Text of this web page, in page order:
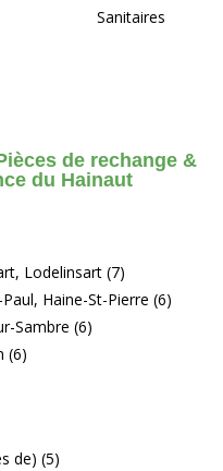
Sanitaires
de rechange &
du Hainaut
Lodelinsart (7)
Haine-St-Pierre (6)
Sambre (6)
(6)
de) (5)